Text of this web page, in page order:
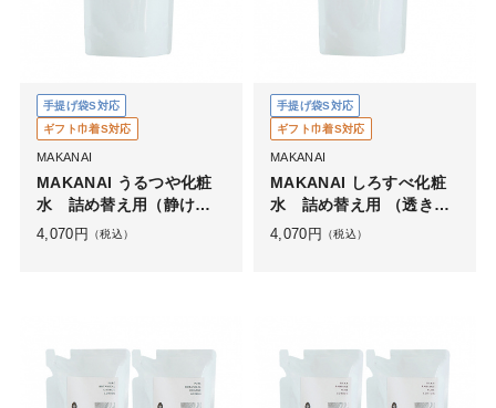
手提げ袋S対応
ギフト巾着S対応
MAKANAI
MAKANAI うるつや化粧
水 詰め替え用（静けさ
が訪れる香り）
4,070 円 （税込）
手提げ袋S対応
ギフト巾着S対応
MAKANAI
MAKANAI しろすべ化粧
水 詰め替え用 （透き通
るような香り）
4,070 円 （税込）